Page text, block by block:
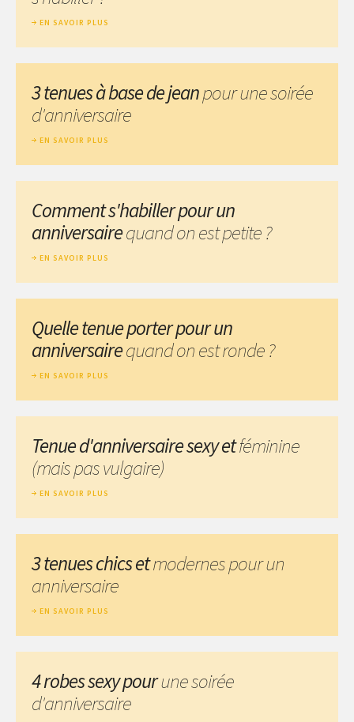
EN SAVOIR PLUS
3 tenues à base de jeanpour une soirée
d'anniversaire
EN SAVOIR PLUS
Comment s'habiller pour un
anniversairequand on est petite ?
EN SAVOIR PLUS
Quelle tenue porter pour un
anniversairequand on est ronde ?
EN SAVOIR PLUS
Tenue d'anniversaire sexy etféminine
(mais pas vulgaire)
EN SAVOIR PLUS
3 tenues chics etmodernes pour un
anniversaire
EN SAVOIR PLUS
4 robes sexy pourune soirée
d'anniversaire